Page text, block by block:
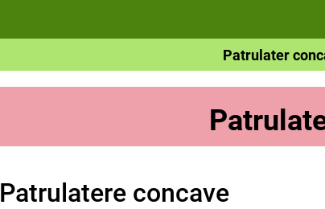
Patrulater
Patrulatere concave